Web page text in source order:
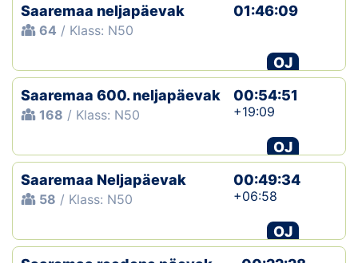
Saaremaa neljapäevak
64 / Klass: N50
01:46:09
OJ
Saaremaa 600. neljapäevak
168 / Klass: N50
00:54:51
+19:09
OJ
Saaremaa Neljapäevak
58 / Klass: N50
00:49:34
+06:58
OJ